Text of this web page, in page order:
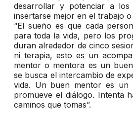
desarrollar y potenciar a los
insertarse mejor en el trabajo
“El sueño es que cada
para toda la vida, pero los
duran alrededor de cinco
ni terapia, esto es un
mentor o mentora es un
se busca el intercambio de
vida. Un buen mentor es un
promueve el diálogo. Intenta
caminos que tomas”.